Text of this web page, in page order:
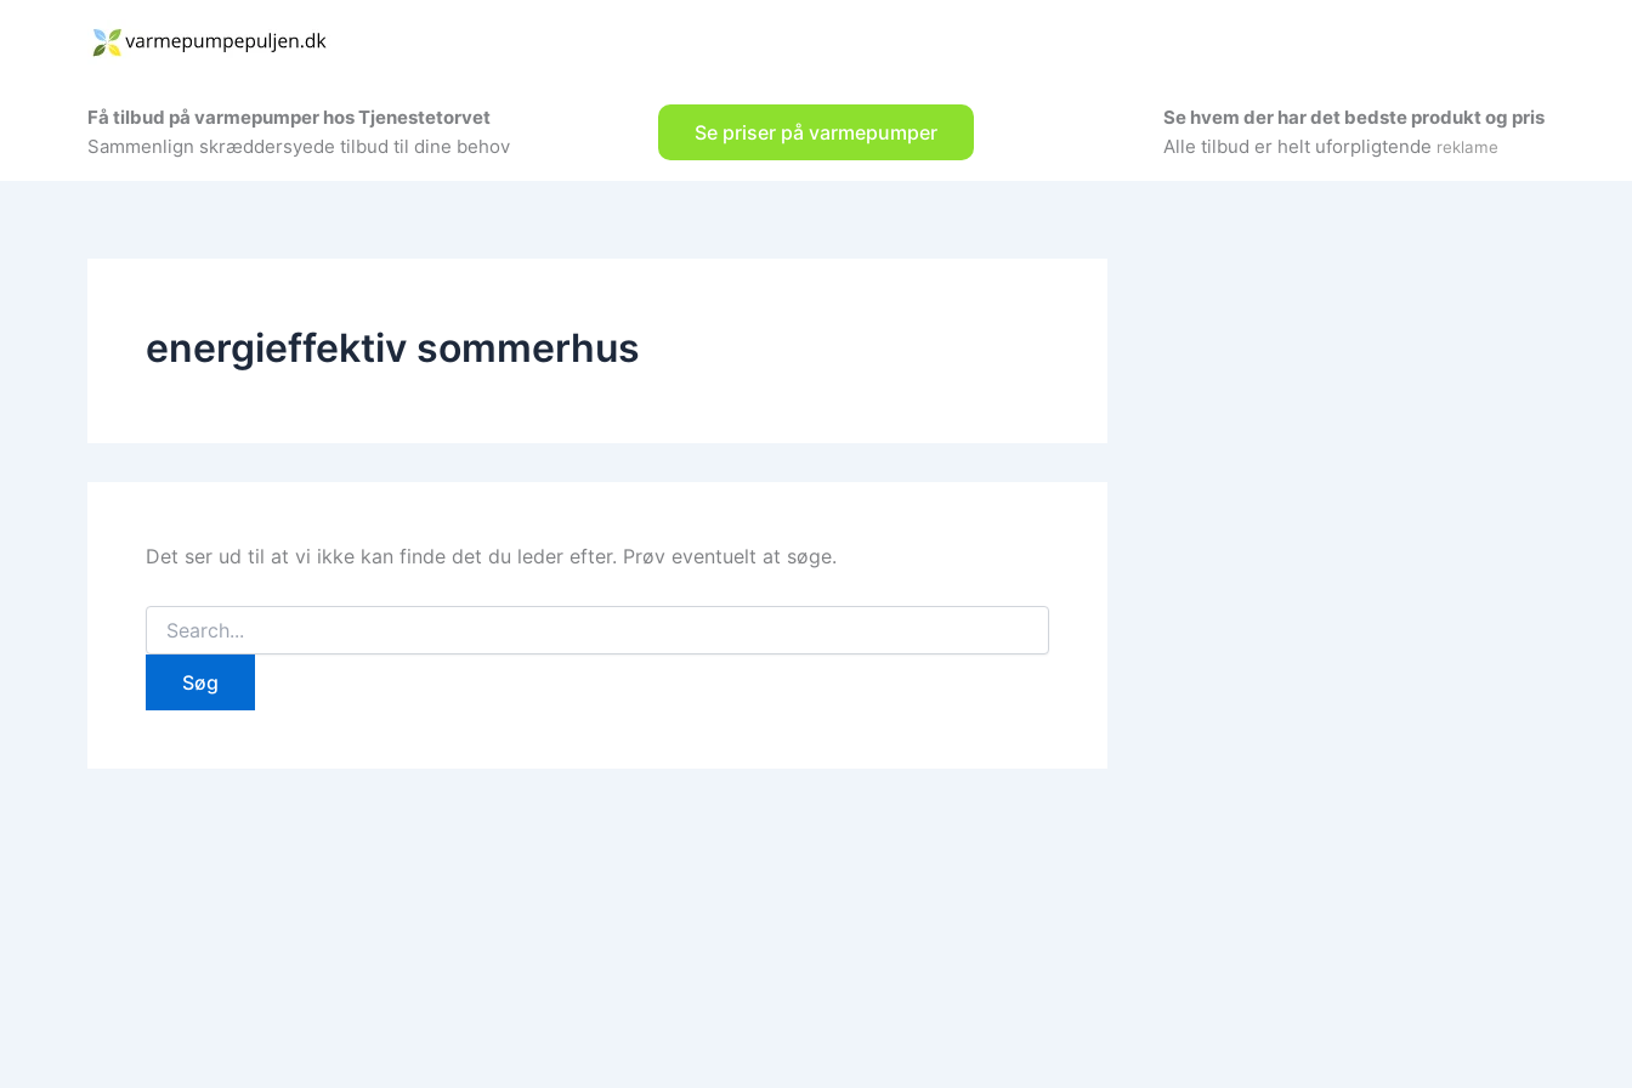
Få tilbud på varmepumper hos Tjenestetorvet
Sammenlign skræddersyede tilbud til dine behov
Se priser på varmepumper
Se hvem der har det bedste produkt og pris
Alle tilbud er helt uforpligtende reklame
energieffektiv sommerhus
Det ser ud til at vi ikke kan finde det du leder efter. Prøv eventuelt at søge.
Søg
efter: